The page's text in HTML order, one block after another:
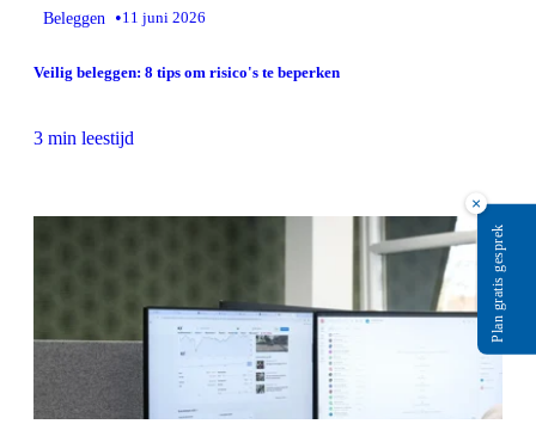
Beleggen •11 juni 2026
Veilig beleggen: 8 tips om risico's te beperken
3 min leestijd
×
Plan gratis gesprek